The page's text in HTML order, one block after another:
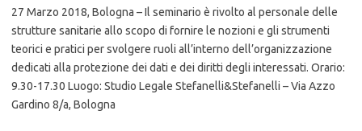
27 Marzo 2018, Bologna – Il seminario è rivolto al personale delle
strutture sanitarie allo scopo di fornire le nozioni e gli strumenti
teorici e pratici per svolgere ruoli all’interno dell’organizzazione
dedicati alla protezione dei dati e dei diritti degli interessati. Orario:
9.30-17.30 Luogo: Studio Legale Stefanelli&Stefanelli – Via Azzo
Gardino 8/a, Bologna